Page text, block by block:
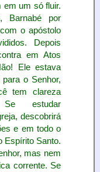
em um só fluir.
Barnabé por
o apóstolo
Depois
em Atos
Ele estava
o Senhor,
tem clareza
estudar
descobrirá
e em todo o
Espírito Santo.
mas nem
corrente. Se